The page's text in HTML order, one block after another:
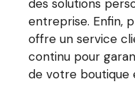
des solutions
entreprise. Enfin,
offre un service
continu pour
de votre boutique